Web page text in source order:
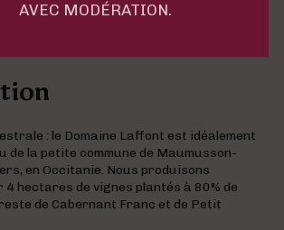
: le Domaine Laffont est idéalement
de la petite commune de Maumusson-
en Occitanie. Nous produisons
hectares de vignes plantés à 80% de
de Cabernant Franc et de Petit
AVEC MODÉRATION.